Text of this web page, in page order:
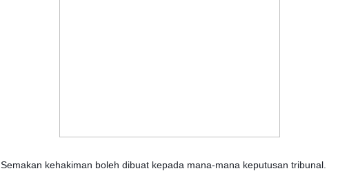
Semakan kehakiman boleh dibuat kepada mana-mana keputusan tribunal.